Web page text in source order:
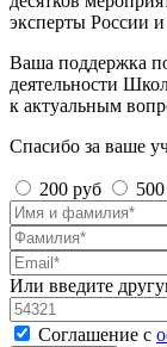
эксперты России
Ваша поддержка
деятельности
к актуальным
Спасибо за ваше
200 руб
Или введите
Соглашение с